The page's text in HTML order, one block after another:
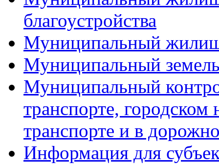
благоустройства
Муниципальный
Муниципальный
Муниципальный
транспорте, городском
транспорте и в
Информация для